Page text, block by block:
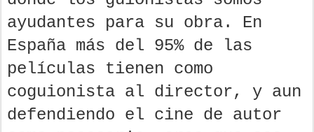
ayudantes para su obra. En
España más del 95% de las
películas tienen como
coguionista al director, y aun
defendiendo el cine de autor